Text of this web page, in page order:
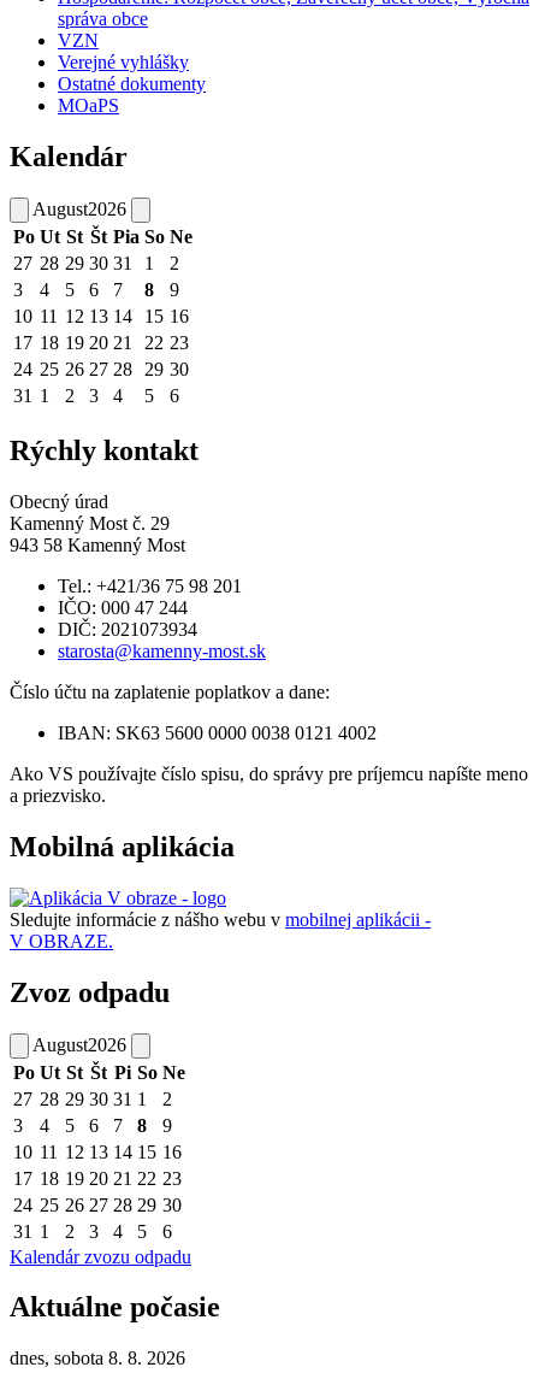
správa obce
VZN
Verejné vyhlášky
Ostatné dokumenty
MOaPS
Kalendár
August2026
Po Ut St Št Pia So Ne
27 28 29 30 31 1
2
3
4 5 6 7 8
9
10 11 12 13 14 15 16
17 18 19 20 21 22 23
24 25 26 27 28 29 30
31 1 2 3 4 5 6
Rýchly kontakt
Obecný úrad
Kamenný Most č. 29
943 58 Kamenný Most
Tel.: +421/36 75 98 201
IČO: 000 47 244
DIČ: 2021073934
starosta@kamenny-most.sk
Číslo účtu na zaplatenie poplatkov a dane:
IBAN: SK63 5600 0000 0038 0121 4002
Ako VS používajte číslo spisu, do správy pre príjemcu napíšte meno
a priezvisko.
Mobilná aplikácia
Sledujte informácie z nášho webu v mobilnej aplikácii -
V OBRAZE.
Zvoz odpadu
August2026
Po Ut St Št Pi So Ne
27 28 29 30 31 1
2
3
4 5 6 7 8
9
10 11 12 13 14 15 16
17 18 19 20 21 22 23
24 25 26 27 28 29 30
31 1 2 3 4 5
6
Kalendár zvozu odpadu
Aktuálne počasie
dnes, sobota 8. 8. 2026